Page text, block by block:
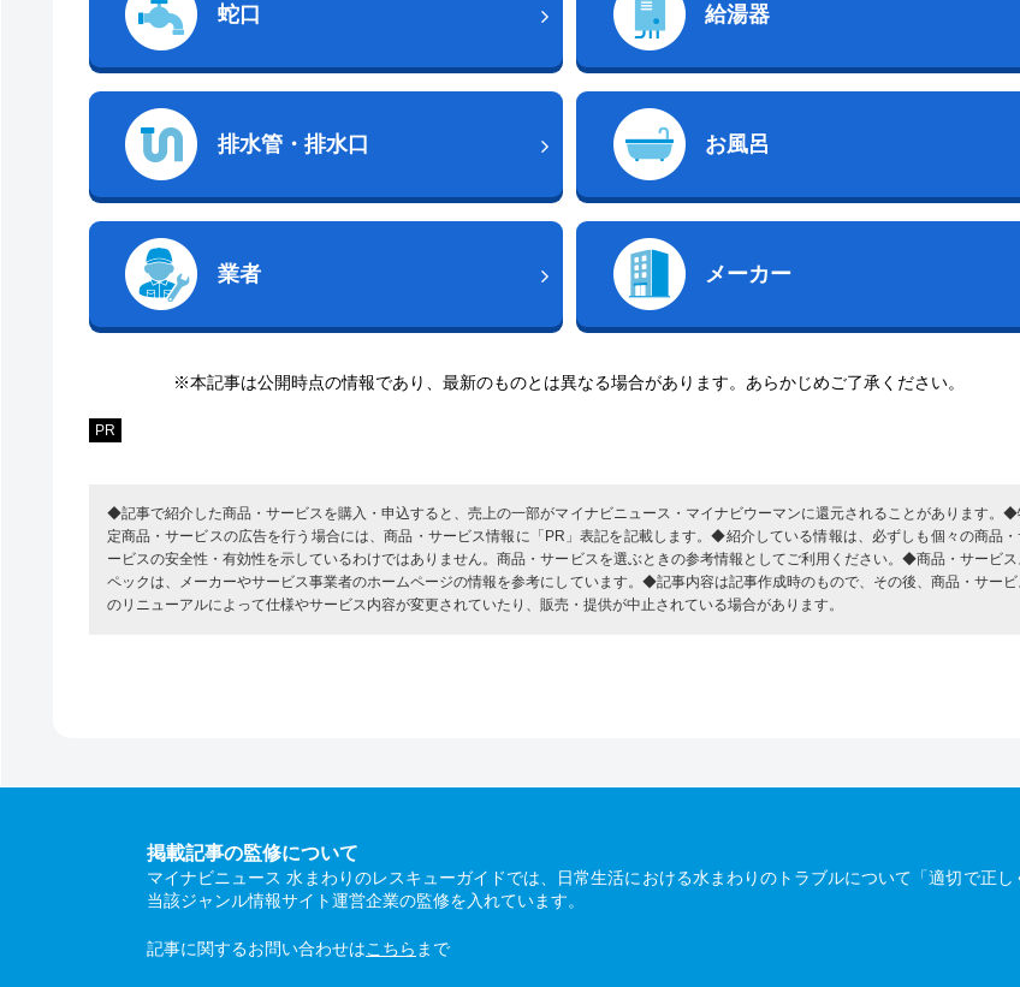
蛇口 給湯器
排水管・排水口 お風呂
業者 メーカー
※本記事は公開時点の情報であり、最新のものとは異なる場合があります。あらかじめご了承ください。
PR
◆記事で紹介した商品・サービスを購入・申込すると、売上の一部がマイナビニュース・マイナビウーマンに還元されることがあります。◆
定商品・サービスの広告を行う場合には、商品・サービス情報に「PR」表記を記載します。◆紹介している情報は、必ずしも個々の商品・
ービスの安全性・有効性を示しているわけではありません。商品・サービスを選ぶときの参考情報としてご利用ください。◆商品・サービス
ペックは、メーカーやサービス事業者のホームページの情報を参考にしています。◆記事内容は記事作成時のもので、その後、商品・サービ
のリニューアルによって仕様やサービス内容が変更されていたり、販売・提供が中止されている場合があります。
掲載記事の監修について
マイナビニュース 水まわりのレスキューガイドでは、日常生活における水まわりのトラブルについて「適切で正
当該ジャンル情報サイト運営企業の監修を入れています。
記事に関するお問い合わせはこちら まで